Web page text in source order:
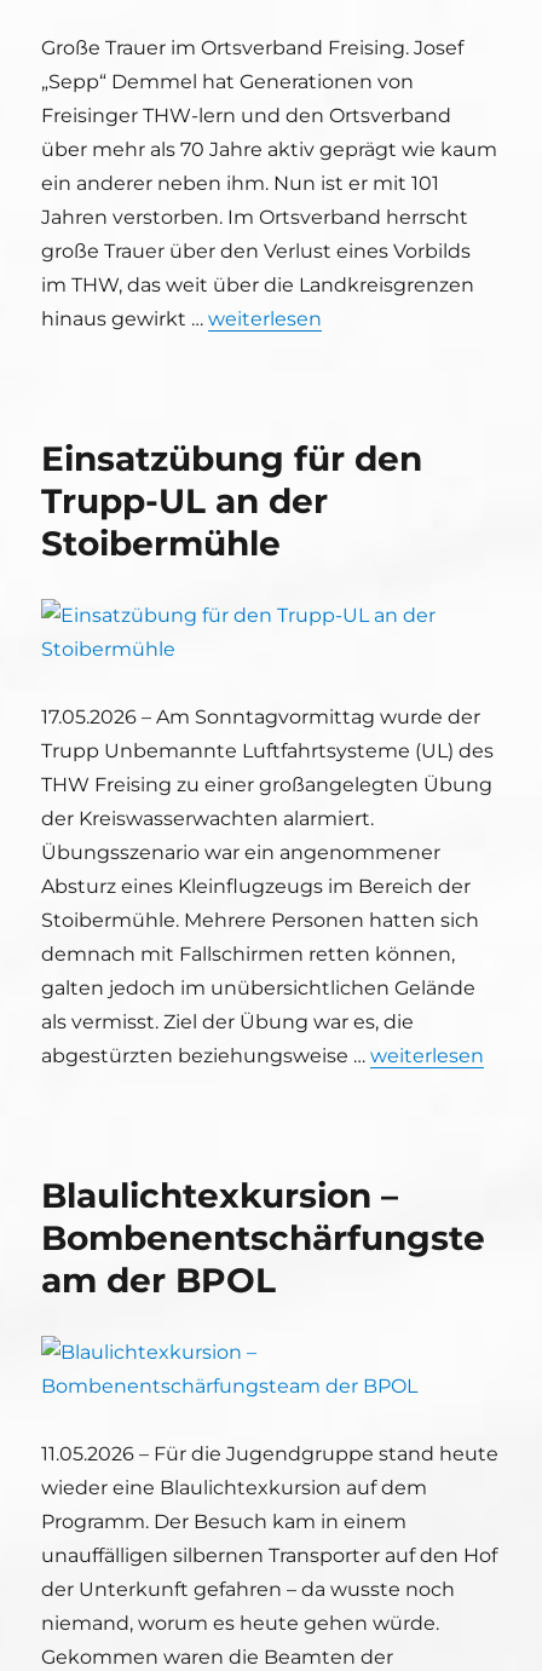
Große Trauer im Ortsverband Freising. Josef
„Sepp“ Demmel hat Generationen von
Freisinger THW-lern und den Ortsverband
über mehr als 70 Jahre aktiv geprägt wie kaum
ein anderer neben ihm. Nun ist er mit 101
Jahren verstorben. Im Ortsverband herrscht
große Trauer über den Verlust eines Vorbilds
im THW, das weit über die Landkreisgrenzen
hinaus gewirkt …„THW-Gründungsmitglied Josef
weiterlesen
Einsatzübung für den
Trupp-UL an der
Stoibermühle
17.05.2026 – Am Sonntagvormittag wurde der
Trupp Unbemannte Luftfahrtsysteme (UL) des
THW Freising zu einer großangelegten Übung
der Kreiswasserwachten alarmiert.
Übungsszenario war ein angenommener
Absturz eines Kleinflugzeugs im Bereich der
Stoibermühle. Mehrere Personen hatten sich
demnach mit Fallschirmen retten können,
galten jedoch im unübersichtlichen Gelände
als vermisst. Ziel der Übung war es, die
abgestürzten beziehungsweise …„Einsatzübung
weiterlesen
Blaulichtexkursion –
Bombenentschärfungste
am der BPOL
11.05.2026 – Für die Jugendgruppe stand heute
wieder eine Blaulichtexkursion auf dem
Programm. Der Besuch kam in einem
unauffälligen silbernen Transporter auf den Hof
der Unterkunft gefahren – da wusste noch
niemand, worum es heute gehen würde.
Gekommen waren die Beamten der